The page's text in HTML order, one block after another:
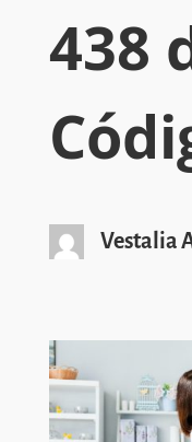
438
Vestalia